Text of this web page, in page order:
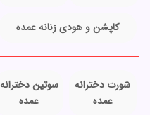
کاپشن و هودی زنانه عمده
شورت دخترانه
عمده
سوتین دخترانه
عمده